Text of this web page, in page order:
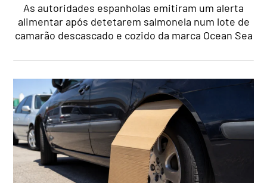
As autoridades espanholas emitiram um alerta
alimentar após detetarem salmonela num lote de
camarão descascado e cozido da marca Ocean Sea